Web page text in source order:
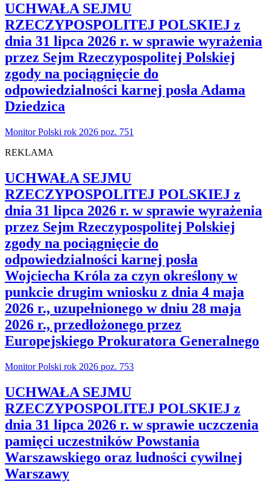
UCHWAŁA SEJMU
RZECZYPOSPOLITEJ POLSKIEJ z
dnia 31 lipca 2026 r. w sprawie wyrażenia
przez Sejm Rzeczypospolitej Polskiej
zgody na pociągnięcie do
odpowiedzialności karnej posła Adama
Dziedzica
Monitor Polski rok 2026 poz. 751
REKLAMA
UCHWAŁA SEJMU
RZECZYPOSPOLITEJ POLSKIEJ z
dnia 31 lipca 2026 r. w sprawie wyrażenia
przez Sejm Rzeczypospolitej Polskiej
zgody na pociągnięcie do
odpowiedzialności karnej posła
Wojciecha Króla za czyn określony w
punkcie drugim wniosku z dnia 4 maja
2026 r., uzupełnionego w dniu 28 maja
2026 r., przedłożonego przez
Europejskiego Prokuratora Generalnego
Monitor Polski rok 2026 poz. 753
UCHWAŁA SEJMU
RZECZYPOSPOLITEJ POLSKIEJ z
dnia 31 lipca 2026 r. w sprawie uczczenia
pamięci uczestników Powstania
Warszawskiego oraz ludności cywilnej
Warszawy